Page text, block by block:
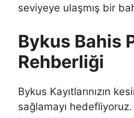
seviyeye ulaşmış bir
Bykus Bahis
Rehberliği
Bykus Kayıtlarınızın
sağlamayı hedefliyoruz.